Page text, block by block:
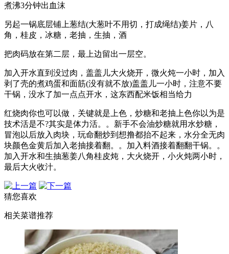
煮沸3分钟出血沫
另起一锅底层铺上葱结(大葱叶不用切，打成绳结)姜片，八
角，桂皮，冰糖，老抽，生抽，酒
把肉码放在第二层，最上边留出一层空。
加入开水直到没过肉，盖盖儿大火烧开，微火炖一小时，加入
剥了壳的煮鸡蛋和面筋(没有就不放)盖盖儿一小时，注意不要
干锅，没水了加一点点开水，这东西配米饭相当给力
红烧肉你也可以做，关键就是上色，炒糖和老抽上色你以为是
技术活是不?其实是体力活。。新手不会油炒糖就用水炒糖，
冒泡以后放入肉块，玩命翻炒到想撸都抬不起来，水分全无肉
块颜色金黄后加入老抽接着翻。。加入料酒接着翻翻干锅。。
加入开水和生抽葱姜八角桂皮炖，大火烧开，小火炖两小时，
最后大火收汁。
猜您喜欢
相关菜谱推荐